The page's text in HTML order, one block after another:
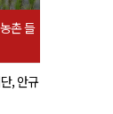
촌 들
, 안규